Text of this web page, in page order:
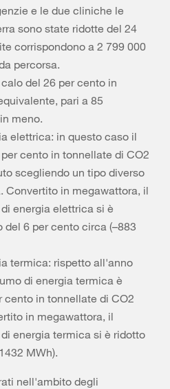
e le due cliniche le
sono state ridotte del 24
corrispondono a 2 799 000
percorsa.
del 26 per cento in
pari a 85
meno.
elettrica: in questo caso il
cento in tonnellate di CO2
scegliendo un tipo diverso
Convertito in megawattora, il
energia elettrica si è
6 per cento circa (–883
termica: rispetto all'anno
di energia termica è
in tonnellate di CO2
in megawattora, il
energia termica si è ridotto
MWh).
nell'ambito degli